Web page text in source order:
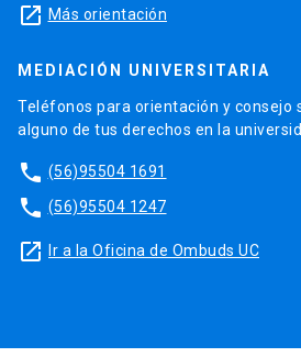
launch Más orientación
MEDIACIÓN UNIVERSITARIA
Teléfonos para orientación y consejo
alguno de tus derechos en la
phone (56)95504 1691
phone (56)95504 1247
launch Ir a la Oficina de Ombuds UC